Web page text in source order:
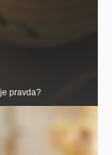
pravda?